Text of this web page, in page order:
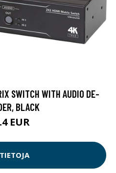
SWITCH WITH AUDIO DE-
BLACK
EUR